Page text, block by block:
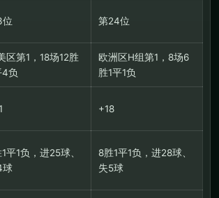
位 第24位
区第1，18场12胜
4负
欧洲区H组第1，8场6
胜1平1负
+18
平1负，进25球、
球
8胜1平1负，进28球、
失5球